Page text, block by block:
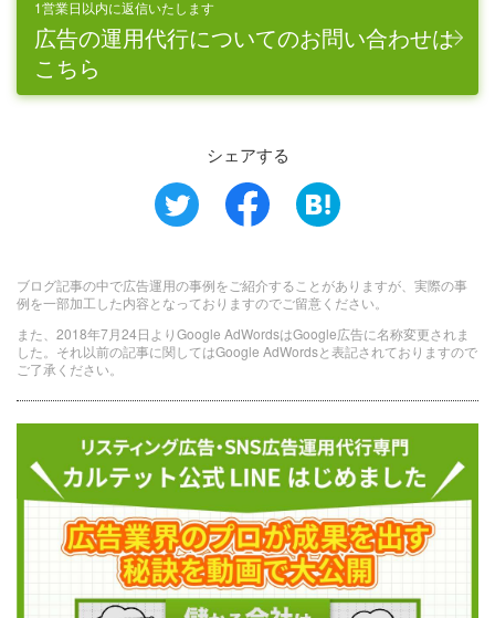
1営業日以内に返信いたします
広告の運用代行についてのお問い合わせは
こちら
シェアする
ブログ記事の中で広告運用の事例をご紹介することがありますが、実際の事
例を一部加工した内容となっておりますのでご留意ください。
また、2018年7月24日よりGoogle AdWordsはGoogle広告に名称変更されま
した。それ以前の記事に関してはGoogle AdWordsと表記されておりますので
ご了承ください。